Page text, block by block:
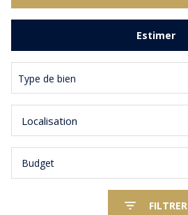
Estimer
Type de bien
Localisation
Budget
FILTRER